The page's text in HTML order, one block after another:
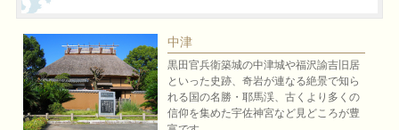
中津
黒田官兵衛築城の中津城や福沢諭吉旧居
といった史跡、奇岩が連なる絶景で知ら
れる国の名勝・耶馬渓、古くより多くの
信仰を集めた宇佐神宮など見どころが豊